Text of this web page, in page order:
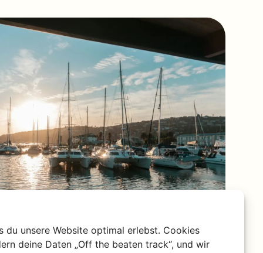
du unsere Website optimal erlebst. Cookies
deine Daten „Off the beaten track“, und wir